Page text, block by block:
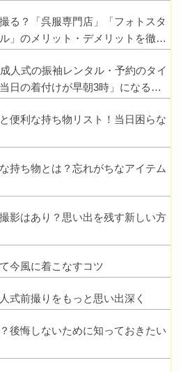
る？「呉服専門店」「フォトスタ
」のメリット・デメリットを徹底
人式の振袖レンタル・予約のタイ
日の着付けが早朝3時」になるっ
便利な持ち物リスト！当日困らな
持ち物とは？忘れがちなアイテム
影はあり？思い出を残す新しい方
今風に着こなすコツ
式前撮りをもっと思い出深く
後悔しないために知っておきたい